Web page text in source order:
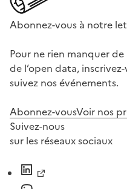
Abonnez-vous à notre
Pour ne rien manquer
de l’open data,
suivez nos événements.
Abonnez-vousVoir nos
Suivez-nous
sur les réseaux sociaux